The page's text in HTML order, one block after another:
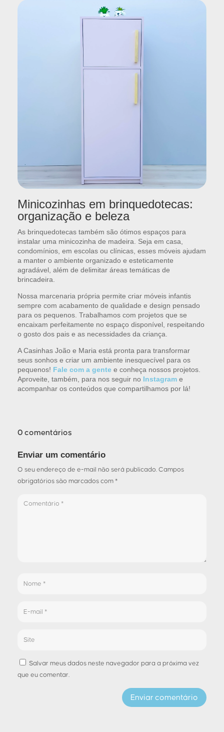
Minicozinhas em brinquedotecas:
organização e beleza
As brinquedotecas também são ótimos espaços para
instalar uma minicozinha de madeira. Seja em casa,
condomínios, em escolas ou clínicas, esses móveis ajudam
a manter o ambiente organizado e esteticamente
agradável, além de delimitar áreas temáticas de
brincadeira.
Nossa marcenaria própria permite criar móveis infantis
sempre com acabamento de qualidade e design pensado
para os pequenos. Trabalhamos com projetos que se
encaixam perfeitamente no espaço disponível, respeitando
o gosto dos pais e as necessidades da criança.
A Casinhas João e Maria está pronta para transformar
seus sonhos e criar um ambiente inesquecível para os
pequenos! Fale com a gente e conheça nossos projetos.
Aproveite, também, para nos seguir no Instagram e
acompanhar os conteúdos que compartilhamos por lá!
0 comentários
Enviar um comentário
O seu endereço de e-mail não será publicado. Campos
obrigatórios são marcados com *
Salvar meus dados neste navegador para a próxima vez
que eu comentar.
Enviar comentário